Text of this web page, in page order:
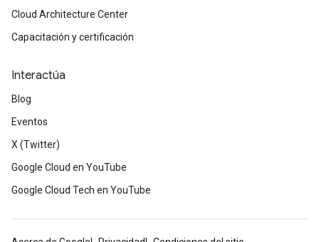
Cloud Architecture Center
Capacitación y certificación
Interactúa
Blog
Eventos
X (Twitter)
Google Cloud en YouTube
Google Cloud Tech en YouTube